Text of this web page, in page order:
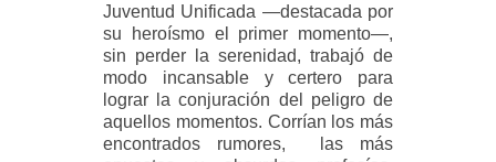
Juventud Unificada —destacada por
su heroísmo el primer momento—,
sin perder la serenidad, trabajó de
modo incansable y certero para
lograr la conjuración del peligro de
aquellos momentos. Corrían los más
encontrados rumores, las más